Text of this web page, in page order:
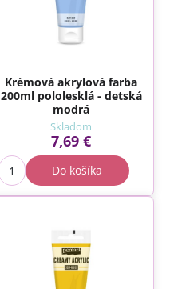
Krémová akrylová farba
200ml pololesklá - detská
modrá
Skladom
7,69 €
Do košíka